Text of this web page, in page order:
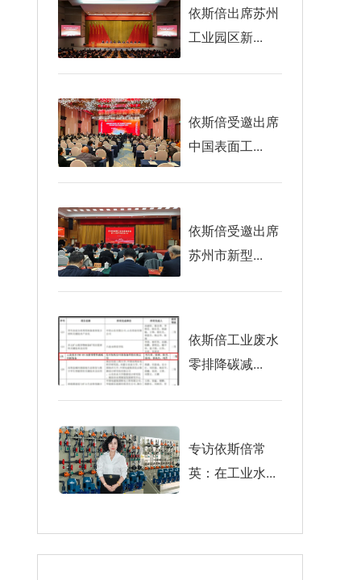
依斯倍出席苏州
工业园区新...
依斯倍受邀出席
中国表面工...
依斯倍受邀出席
苏州市新型...
依斯倍工业废水
零排降碳减...
专访依斯倍常
英：在工业水...